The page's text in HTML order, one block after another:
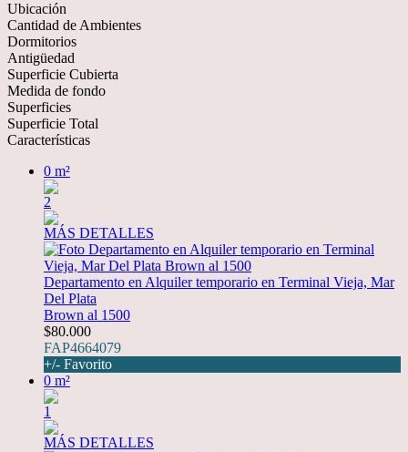
Ubicación
Cantidad de Ambientes
Dormitorios
Antigüedad
Superficie Cubierta
Medida de fondo
Superficies
Superficie Total
Características
0 m²
2
MÁS DETALLES
Departamento en Alquiler temporario en Terminal Vieja, Mar
Del Plata
Brown al 1500
$80.000
FAP4664079
+/- Favorito
0 m²
1
MÁS DETALLES